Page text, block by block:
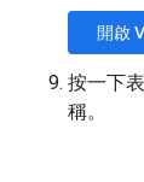
開啟
按一下
稱。